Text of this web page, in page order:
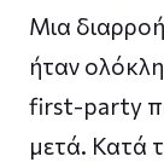
Μια διαρροή
ήταν
first-party
μετά. Κατά